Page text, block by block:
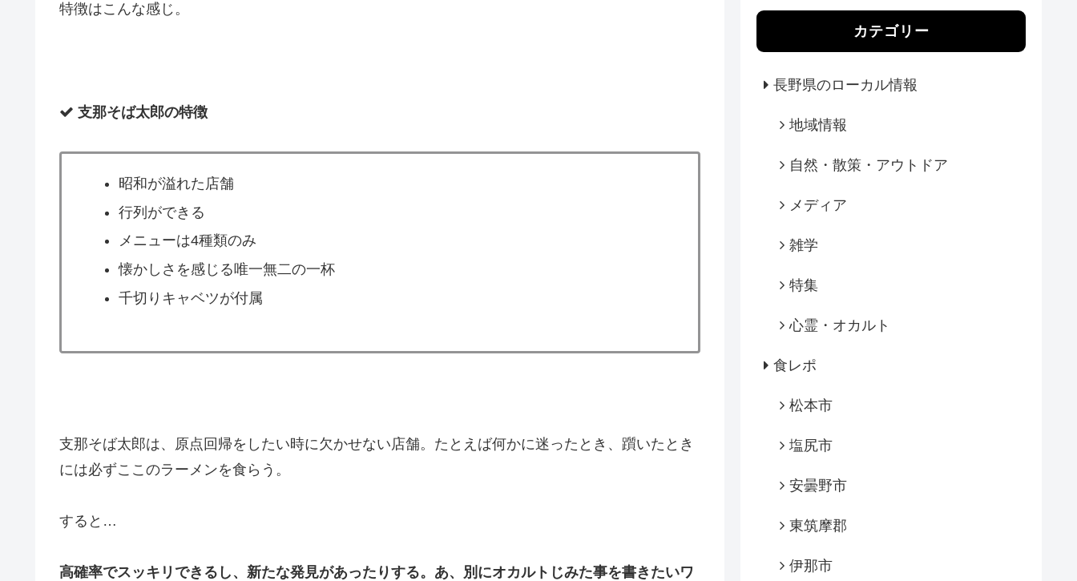
特徴はこんな感じ。
支那そば太郎の特徴
昭和が溢れた店舗
行列ができる
メニューは4種類のみ
懐かしさを感じる唯一無二の一杯
千切りキャベツが付属
支那そば太郎は、原点回帰をしたい時に欠かせない店舗。たとえば何かに迷ったとき、躓いたとき
には必ずここのラーメンを食らう。
すると…
高確率でスッキリできるし、新たな発見があったりする。あ、別にオカルトじみた事を書きたいワ
カテゴリー
長野県のローカル情報
地域情報
自然・散策・アウトドア
メディア
雑学
特集
心霊・オカルト
食レポ
松本市
塩尻市
安曇野市
東筑摩郡
伊那市